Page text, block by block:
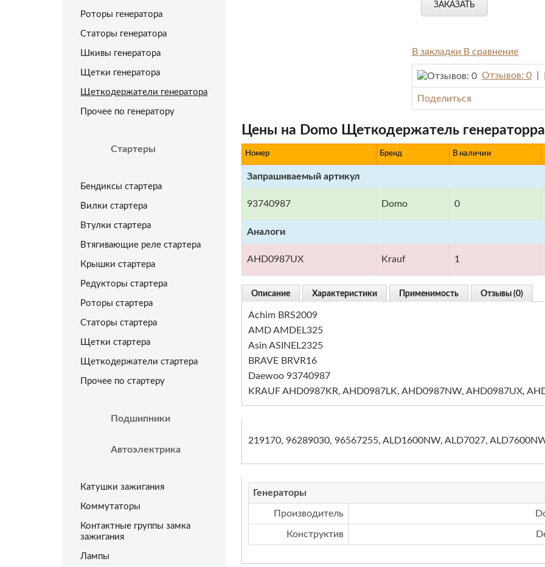
Роторы генератора
Статоры генератора
Шкивы генератора
Щетки генератора
Щеткодержатели генератора
Прочее по генератору
Стартеры
Бендиксы стартера
Вилки стартера
Втулки стартера
Втягивающие реле стартера
Крышки стартера
Редукторы стартера
Роторы стартера
Статоры стартера
Щетки стартера
Щеткодержатели стартера
Прочее по стартеру
Подшипники
Автоэлектрика
Катушки зажигания
Коммутаторы
Контактные группы замка
зажигания
Лампы
ЗАКАЗАТЬ
В закладки В сравнение
Отзывов: 0
Поделиться
Цены на Domo Щеткодержатель
Номер Бренд В наличии
Запрашиваемый артикул
93740987 Domo 0
Аналоги
AHD0987UX Krauf 1
Описание Характеристики Применимость Отзывы (0)
Achim BRS2009
AMD AMDEL325
Asin ASINEL2325
BRAVE BRVR16
Daewoo 93740987
KRAUF AHD0987KR, AHD0987LK, AHD0987NW, AHD0987UX,
219170, 96289030, 96567255, ALD1600NW, ALD7027,
Генераторы
Производитель
Конструктив